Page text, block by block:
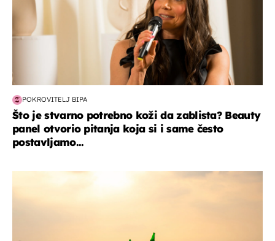
POKROVITELJ BIPA
Što je stvarno potrebno koži da zablista? Beauty
panel otvorio pitanja koja si i same često
postavljamo...